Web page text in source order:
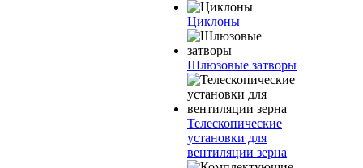
Циклоны
Шлюзовые затворы
Телескопические
установки для
вентиляции зерна